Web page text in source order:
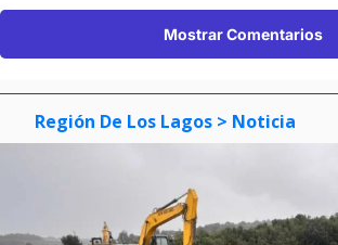
Mostrar Comentarios
Región De Los Lagos > Noticia